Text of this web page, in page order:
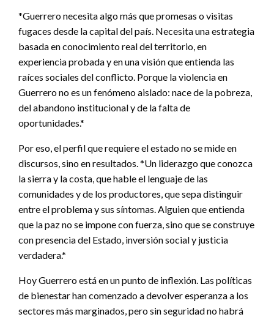
*Guerrero necesita algo más que promesas o visitas
fugaces desde la capital del país. Necesita una estrategia
basada en conocimiento real del territorio, en
experiencia probada y en una visión que entienda las
raíces sociales del conflicto. Porque la violencia en
Guerrero no es un fenómeno aislado: nace de la pobreza,
del abandono institucional y de la falta de
oportunidades.*
Por eso, el perfil que requiere el estado no se mide en
discursos, sino en resultados. *Un liderazgo que conozca
la sierra y la costa, que hable el lenguaje de las
comunidades y de los productores, que sepa distinguir
entre el problema y sus síntomas. Alguien que entienda
que la paz no se impone con fuerza, sino que se construye
con presencia del Estado, inversión social y justicia
verdadera.*
Hoy Guerrero está en un punto de inflexión. Las políticas
de bienestar han comenzado a devolver esperanza a los
sectores más marginados, pero sin seguridad no habrá